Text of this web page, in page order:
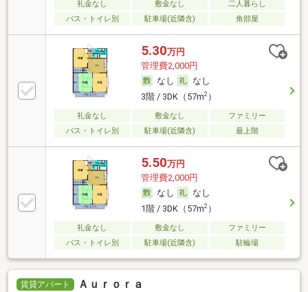
礼金なし 敷金なし
二人暮らし
バス・トイレ別
駐車場(近隣含) 角部屋
5.30万円
管理費2,000円
なし
なし
3階 / 3DK（57m2）
礼金なし 敷金なし
ファミリー
バス・トイレ別
駐車場(近隣含) 最上階
5.50万円
管理費2,000円
なし
なし
1階 / 3DK（57m2）
礼金なし 敷金なし
ファミリー
バス・トイレ別
駐車場(近隣含) 駐輪場
賃貸アパート Ａｕｒｏｒａ